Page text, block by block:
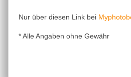
Nur über diesen Link bei
* Alle Angaben ohne Gewähr